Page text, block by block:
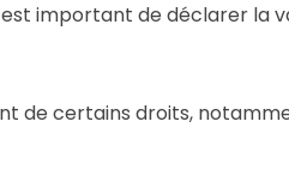
important de déclarer la
de certains droits,